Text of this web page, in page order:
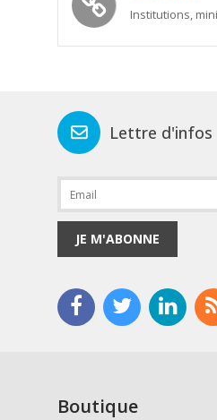
Institutions,
Lettre d'infos
JE M'ABONNE
Boutique